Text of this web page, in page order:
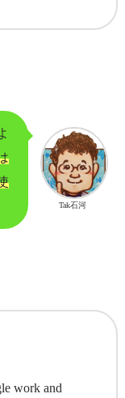
Tak石河
work and